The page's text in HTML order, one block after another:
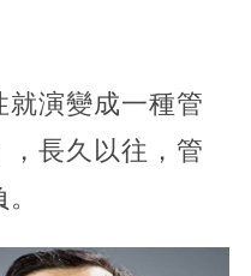
就演變成一種管
長久以往，管